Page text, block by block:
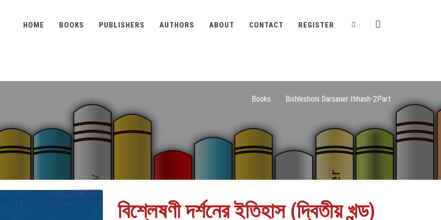
HOME BOOKS PUBLISHERS AUTHORS ABOUT CONTACT REGISTER
Books Bishleshoni Darsaner Itihash-2Part
বিশ্লেষণী দর্শনের ইতিহাস (দ্বিতীয় খন্ড)